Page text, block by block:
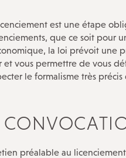
après l’entretien
est une étape
que ce soit pour
la loi prévoit une
vous permettre de vous
le formalisme très
préalable au